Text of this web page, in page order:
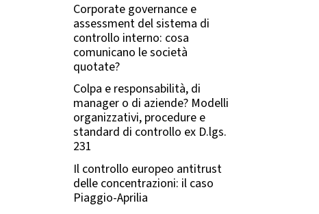
Corporate governance e
assessment del sistema di
controllo interno: cosa
comunicano le società
quotate?
Colpa e responsabilità, di
manager o di aziende? Modelli
organizzativi, procedure e
standard di controllo ex D.lgs.
231
Il controllo europeo antitrust
delle concentrazioni: il caso
Piaggio-Aprilia